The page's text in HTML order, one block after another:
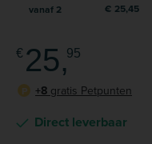
Direct leverbaar
vanaf 2 € 25,45
€ 25,95
P +8 gratis Petpunten